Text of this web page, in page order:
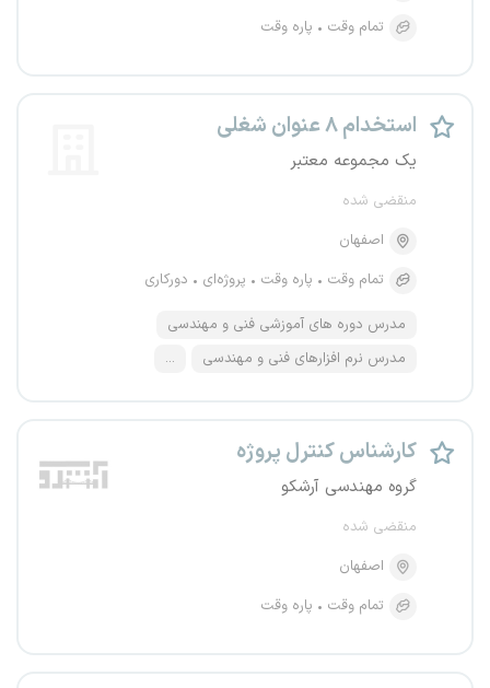
تمام وقت
پاره وقت
استخدام ۸ عنوان شغلی
یک مجموعه معتبر
منقضی شده
اصفهان
تمام وقت
پاره وقت پروژه‌ای دورکاری
مدرس دوره های آموزشی فنی و مهندسی
مدرس نرم افزارهای فنی و مهندسی
...
کارشناس کنترل پروژه
گروه مهندسی آرشکو
منقضی شده
اصفهان
تمام وقت
پاره وقت